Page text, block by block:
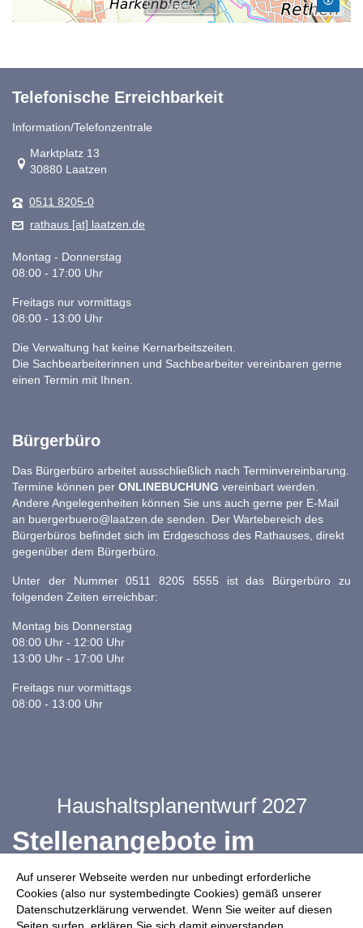
Auf unserer Webseite werden nur unbedingt erforderliche
Cookies (also nur systembedingte Cookies) gemäß unserer
Datenschutzerklärung verwendet. Wenn Sie weiter auf diesen
1000 m
Telefonische Erreichbarkeit
Information/Telefonzentrale
Link zur Google-Maps Navigation
Marktplatz 13
30880 Laatzen
0511 8205-0
rathaus [at] laatzen.de
Montag - Donnerstag
08:00 - 17:00 Uhr
Freitags nur vormittags
08:00 - 13:00 Uhr
Die Verwaltung hat keine Kernarbeitszeiten.
Die Sachbearbeiterinnen und Sachbearbeiter vereinbaren gerne
einen Termin mit Ihnen.
Bürgerbüro
Das Bürgerbüro arbeitet ausschließlich nach Terminvereinbarung.
Termine können per ONLINEBUCHUNG vereinbart werden.
Andere Angelegenheiten können Sie uns auch gerne per E-Mail
an buergerbuero@laatzen.de senden. Der Wartebereich des
Bürgerbüros befindet sich im Erdgeschoss des Rathauses, direkt
gegenüber dem Bürgerbüro.
Unter der Nummer 0511 8205 5555 ist das Bürgerbüro zu
folgenden Zeiten erreichbar:
Montag bis Donnerstag
08:00 Uhr - 12:00 Uhr
13:00 Uhr - 17:00 Uhr
Freitags nur vormittags
08:00 - 13:00 Uhr
Haushaltsplanentwurf 2027
Stellenangebote im
Ganztag
Infos zur Drohnennutzung